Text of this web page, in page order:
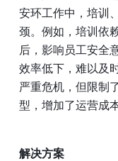
安环工作中，培训
颈。例如，培训依
后，影响员工安全
效率低下，难以及
严重危机，但限制
型，增加了运营成
解决方案